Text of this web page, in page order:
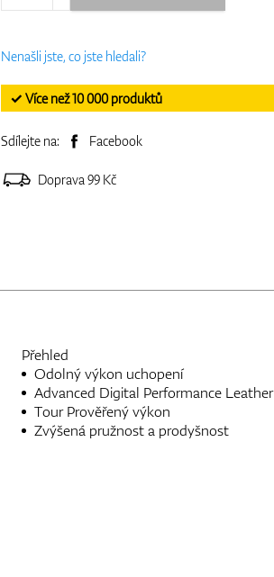
Nenašli jste, co jste hledali?
✓ Více než 10 000 produktů
Sdílejte na: Facebook
Doprava 99 Kč
Přehled
Odolný výkon uchopení
Advanced Digital Performance Leather
Tour Prověřený výkon
Zvýšená pružnost a prodyšnost